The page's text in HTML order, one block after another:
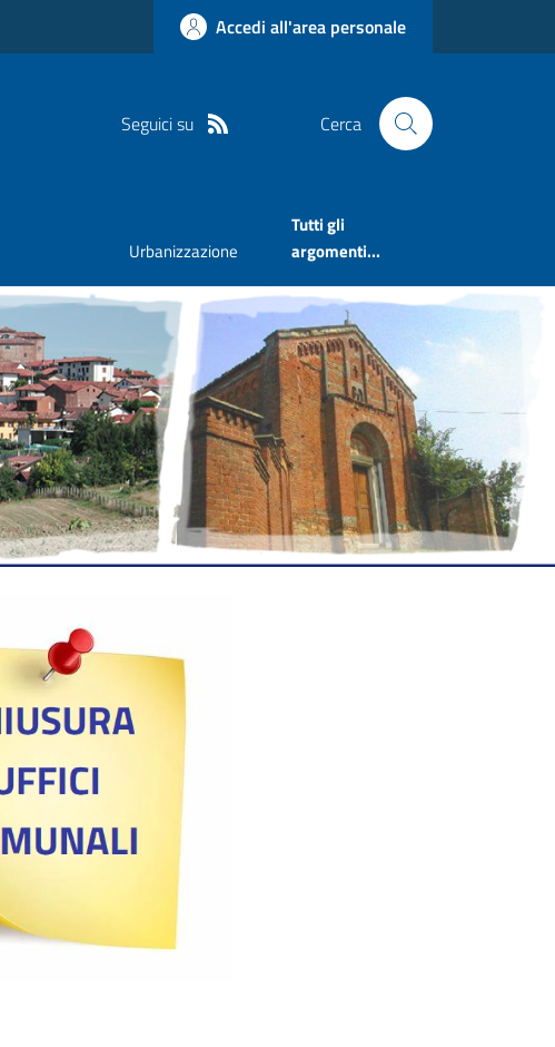
Accedi all'area personale
Seguici su Cerca
Urbanizzazione
Tutti gli
argomenti...